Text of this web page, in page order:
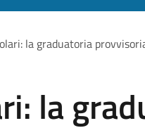
la graduatoria
la